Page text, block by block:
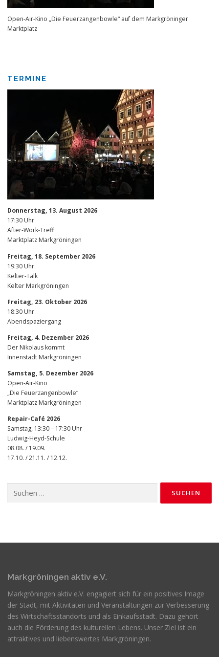
Open-Air-Kino „Die Feuerzangenbowle“ auf dem Markgröninger
Marktplatz
TERMINE
Donnerstag, 13. August 2026
17:30 Uhr
After-Work-Treff
Marktplatz Markgröningen
Freitag, 18. September 2026
19:30 Uhr
Kelter-Talk
Kelter Markgröningen
Freitag, 23. Oktober 2026
18:30 Uhr
Abendspaziergang
Freitag, 4. Dezember 2026
Der Nikolaus kommt
Innenstadt Markgröningen
Samstag, 5. Dezember 2026
Open-Air-Kino
„Die Feuerzangenbowle“
Marktplatz Markgröningen
Repair-Café 2026
Samstag, 13:30 – 17:30 Uhr
Ludwig-Heyd-Schule
08.08. / 19.09.
17.10. / 21.11. / 12.12.
nach:
Markgröningen aktiv e.V.
Markgröningen aktiv e.V. engagiert sich für ein positives Image
der Stadt, mit Aktivitäten und Veranstaltungen zur Verbesserung
des Wirtschaftsstandorts und als Einkaufsstadt. Dazu gehört
auch die Förderung des kulturellen Lebens. Unser Ziel ist ein
attraktives und liebenswertes Markgröningen.